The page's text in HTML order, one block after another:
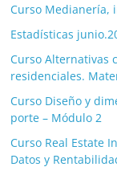
Curso Medianería,
Estadísticas
Curso Alternativas
residenciales.
Curso Diseño y
porte – Módulo 2
Curso Real Estate
Datos y